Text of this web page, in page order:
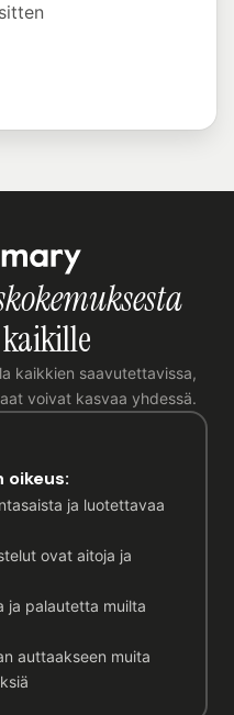
kaikkien saavutettavissa,
voivat kasvaa yhdessä.
oikeus:
ja luotettavaa
ovat aitoja ja
ja palautetta muilta
auttaakseen muita